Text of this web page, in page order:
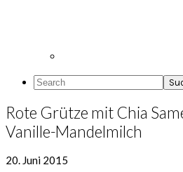
Search
Rote Grütze mit Chia
Vanille-Mandelmilch
20. Juni 2015